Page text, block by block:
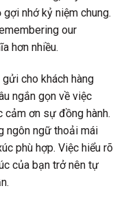
nhớ kỷ niệm chung.
our
hơn nhiều.
gửi cho khách hàng
ngắn gọn về việc
cảm ơn sự đồng hành.
ngôn ngữ thoải mái
phù hợp. Việc hiểu rõ
của bạn trở nên tự